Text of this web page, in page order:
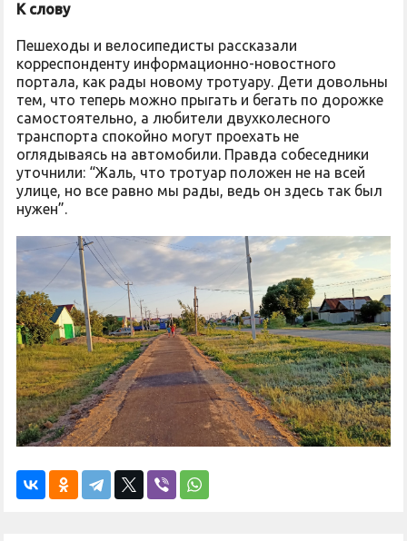
К слову
Пешеходы и велосипедисты рассказали
корреспонденту информационно-новостного
портала, как рады новому тротуару. Дети довольны
тем, что теперь можно прыгать и бегать по дорожке
самостоятельно, а любители двухколесного
транспорта спокойно могут проехать не
оглядываясь на автомобили. Правда собеседники
уточнили: “Жаль, что тротуар положен не на всей
улице, но все равно мы рады, ведь он здесь так был
нужен”.